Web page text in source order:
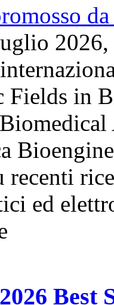
Fields in
recenti
ed
Best